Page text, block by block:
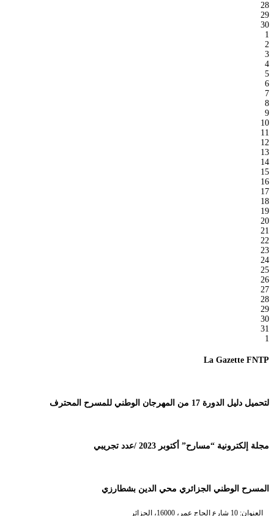
28
29
30
1
2
3
4
5
6
7
8
9
10
11
12
13
14
15
16
17
18
19
20
21
22
23
24
25
26
27
28
29
30
31
1
La Gazette FNTP
لتحميل دليل الدورة 17 من المهرجان الوطني للمسرح المحترف
مجلة إلكترونية “مسارح” أكتوبر 2023 /عدد تجريبي
المسرح الوطني الجزائري محي الدين بشطارزي
العنوان: 10 شارع الحاج عمر، 16000، الجزائر